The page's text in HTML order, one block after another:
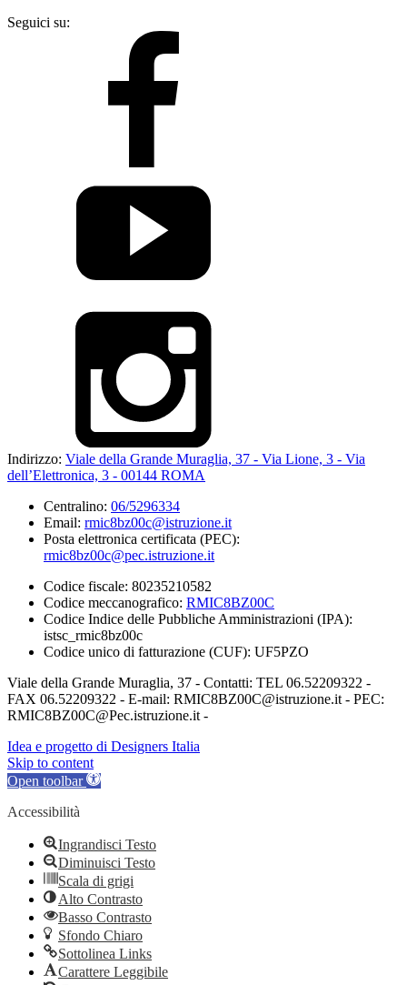
Seguici su:
Indirizzo: Viale della Grande Muraglia, 37 - Via Lione, 3 - Via
dell’Elettronica, 3 - 00144 ROMA
Centralino: 06/5296334
Email: rmic8bz00c@istruzione.it
Posta elettronica certificata (PEC):
rmic8bz00c@pec.istruzione.it
Codice fiscale: 80235210582
Codice meccanografico: RMIC8BZ00C
Codice Indice delle Pubbliche Amministrazioni (IPA):
istsc_rmic8bz00c
Codice unico di fatturazione (CUF): UF5PZO
Viale della Grande Muraglia, 37 - Contatti: TEL 06.52209322 -
FAX 06.52209322 - E-mail: RMIC8BZ00C@istruzione.it - PEC:
RMIC8BZ00C@Pec.istruzione.it -
Idea e progetto di Designers Italia
Skip to content
Open toolbar
Accessibilità
Ingrandisci Testo
Diminuisci Testo
Scala di grigi
Alto Contrasto
Basso Contrasto
Sfondo Chiaro
Sottolinea Links
Carattere Leggibile